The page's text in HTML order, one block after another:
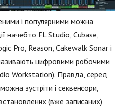
і популярними можна
начебто FL Studio, Cubase,
Pro, Reason, Cakewalk Sonar і
цифровими робочими
Workstation). Правда, серед
зустріти і секвенсори,
(вже записаних)